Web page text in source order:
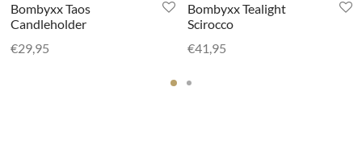
Bombyxx Taos
Candleholder
€29,95
Bombyxx Tealight
Scirocco
€41,95